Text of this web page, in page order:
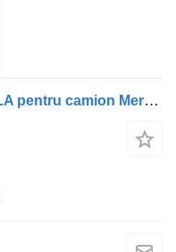
Motor Mercedes-Benz OM 471 LA pentru camion Mercedes-Benz Actros 1845